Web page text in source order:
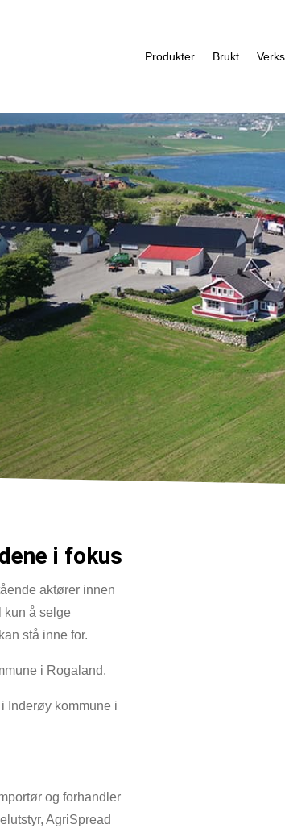
Produkter Brukt
i fokus
aktører innen
kun å selge
stå inne for.
i Rogaland.
Inderøy kommune i
og forhandler
AgriSpread